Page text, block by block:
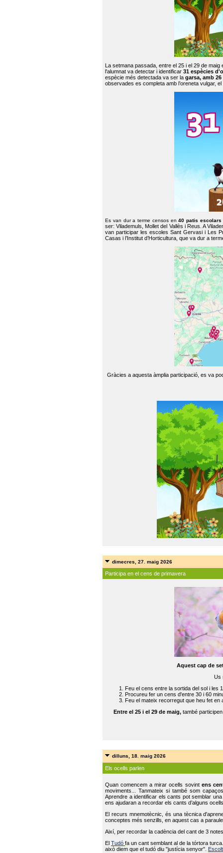
La setmana passada, entre el 25 i el 29 de
l'alumnat va detectar i identificar 31 espècies
espècie més detectada va ser la garsa, amb
observades es completa amb l’oreneta vulgar,
Es van dur a terme censos en40 patis escolars
ser: Vilademuls, Mollet del Vallès i Reus. A
van participar les escoles Sant Gervasi i Les
Casas i l’Institut d’Horticultura, que va dur a
Gràcies a aquesta àmplia participació, es va
dimecres, 27. maig 2026
Participa en el cens de primavera
Aquest cap de
Us
Feu el cens entre la sortida del sol i les
Procureu fer un cens d'entre 30 i 60
Feu el mateix recorregut que heu fet en
Entre el 25 i el 29 de maig, també
dilluns, 18. maig 2026
Els ocells parlen
Quan comencem a mirar ocells sovint ens
moviments... Tanmateix si també som
Aprendre a identificar els cants pot semblar
ens ajudaran a recordar els cants d’alguns
El recurs mnemotècnic, és una tècnica
conceptes més senzills, en aquest cas a
Així, per recordar la cadència del cant de 3
ElTudófa un cant semblant al de la tórtora
això diem que el tudó diu "justícia senyor".